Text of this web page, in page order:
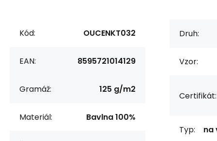
Kód: OUCENKT032
EAN: 8595721014129
Gramáž: 125 g/m2
Materiál: Bavlna 100%
Druh:
Vzor:
Certifikát:
Typ: na